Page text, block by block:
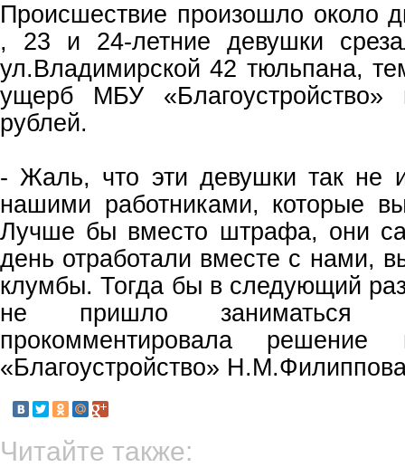
Происшествие произошло около
, 23 и 24-летние девушки
ул.Владимирской 42 тюльпана,
ущерб МБУ
рублей.
- Жаль, что эти девушки так не
нашими работниками, которые
Лучше бы вместо штрафа, они
день отработали вместе с нами,
клумбы. Тогда бы в следующий
не пришло заниматься
прокомментировала
«Благоустройство»
Читайте также: